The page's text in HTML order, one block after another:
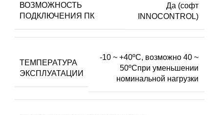
ВОЗМОЖНОСТЬ
ПОДКЛЮЧЕНИЯ ПК
Да (софт
INNOCONTROL)
ТЕМПЕРАТУРА
ЭКСПЛУАТАЦИИ
-10 ~ +40ºC, возможно 40 ~
50ºCпри уменьшении
номинальной нагрузки